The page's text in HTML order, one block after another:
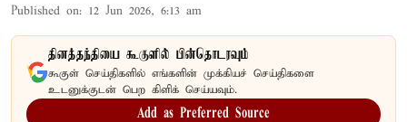
Published on: 12 Jun 2026, 6:13 am
தினத்தந்தியை கூகுளில் பின்தொடரவும்
கூகுள் செய்திகளில் எங்களின் முக்கியச் செய்திகளை
உடனுக்குடன் பெற கிளிக் செய்யவும்.
Add as Preferred Source